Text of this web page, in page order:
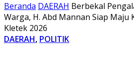
Beranda DAERAH Berbekal
Warga, H. Abd Mannan Siap Maju
Kletek 2026
DAERAH, POLITIK